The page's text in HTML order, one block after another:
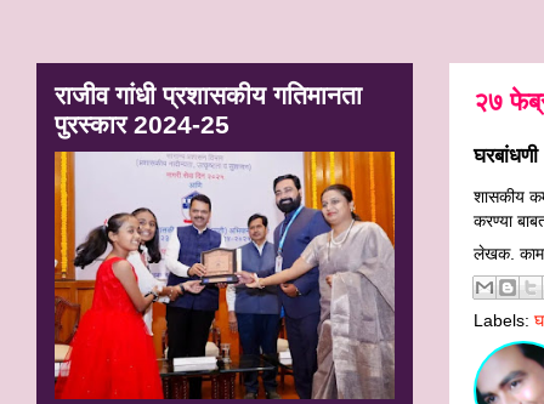
२७
शासकीय
करण्या
लेखक.
Labels:
राजीव गांधी प्रशासकीय गतिमानता
पुरस्कार 2024-25